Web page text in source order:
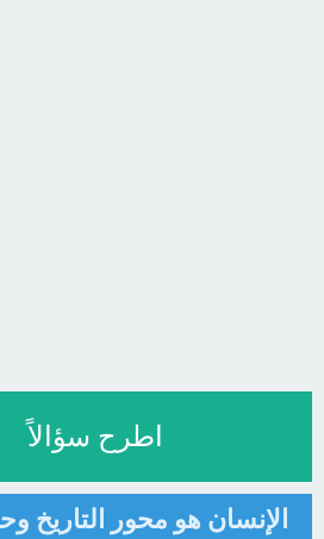
اطرح سؤالاً
الإنسان هو محور التاريخ